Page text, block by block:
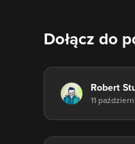
Dołącz do
Robert
11